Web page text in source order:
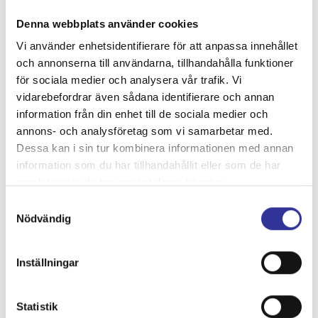
Denna webbplats använder cookies
Vi använder enhetsidentifierare för att anpassa innehållet
och annonserna till användarna, tillhandahålla funktioner
för sociala medier och analysera vår trafik. Vi
vidarebefordrar även sådana identifierare och annan
information från din enhet till de sociala medier och
annons- och analysföretag som vi samarbetar med.
Dessa kan i sin tur kombinera informationen med annan
information som du har tillhandahållit eller som de har
Nödvändig
Inställningar
Statistik
DAG 4.
väskor i bussen och beger oss hemåt. Innan vi tar färjan
förmånliga priser. Nöjda och belåtna med en underbar
resa anländer vi under kvällen till våra hemorter.